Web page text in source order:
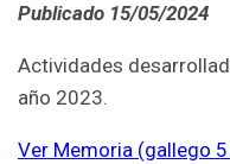
Publicado 15/05/2024
Actividades
año 2023.
Ver Memoria (gallego